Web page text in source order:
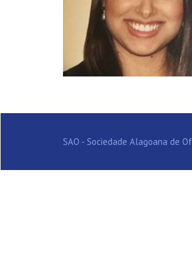
SAO - Sociedade Alagoana de